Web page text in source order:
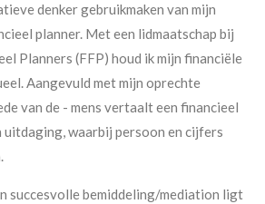
denker gebruikmaken van mijn
planner. Met een lidmaatschap bij
Planners (FFP) houd ik mijn financiële
Aangevuld met mijn oprechte
van de - mens vertaalt een financieel
uitdaging, waarbij persoon en cijfers
succesvolle bemiddeling/mediation ligt